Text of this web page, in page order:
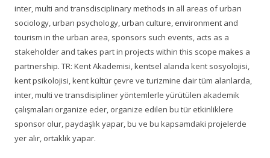
inter, multi and transdisciplinary methods in all areas of urban
sociology, urban psychology, urban culture, environment and
tourism in the urban area, sponsors such events, acts as a
stakeholder and takes part in projects within this scope makes a
partnership. TR: Kent Akademisi, kentsel alanda kent sosyolojisi,
kent psikolojisi, kent kültür çevre ve turizmine dair tüm alanlarda,
inter, multi ve transdisipliner yöntemlerle yürütülen akademik
çalışmaları organize eder, organize edilen bu tür etkinliklere
sponsor olur, paydaşlık yapar, bu ve bu kapsamdaki projelerde
yer alır, ortaklık yapar.